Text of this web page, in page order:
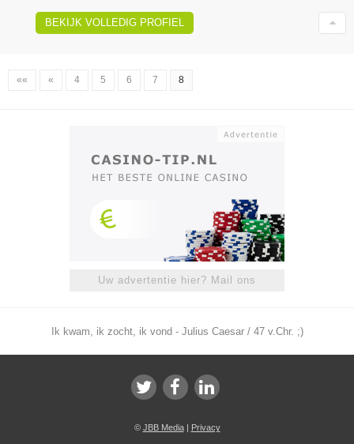
BEKIJK VOLLEDIG PROFIEL
«« « 4 5 6 7 8
Uw advertentie hier? Mail ons
Ik kwam, ik zocht, ik vond - Julius Caesar / 47 v.Chr. ;)
© JBB Media| Privacy